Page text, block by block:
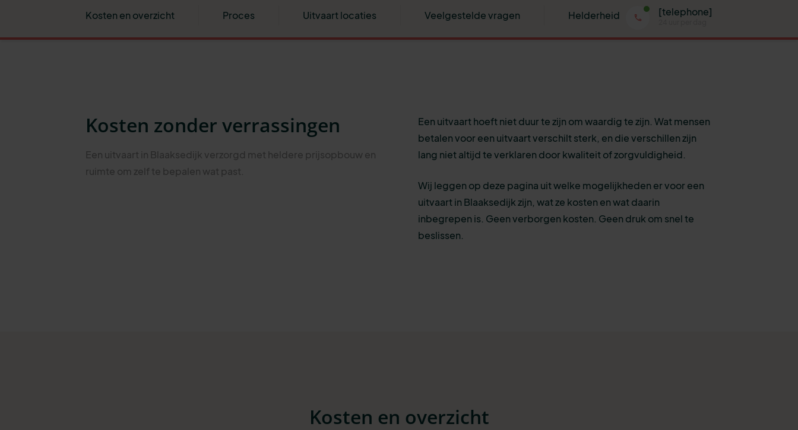
Kosten en overzicht Proces Uitvaart locaties Veelgestelde vragen Helderheid [telephone]
Kosten zonder verrassingen
Een uitvaart in Blaaksedijk verzorgd met heldere prijsopbouw en
ruimte om zelf te bepalen wat past.
Een uitvaart hoeft niet duur te zijn om waardig te zijn. Wat mensen
betalen voor een uitvaart verschilt sterk, en die verschillen zijn
lang niet altijd te verklaren door kwaliteit of zorgvuldigheid.
Wij leggen op deze pagina uit welke mogelijkheden er voor een
uitvaart in Blaaksedijk zijn, wat ze kosten en wat daarin
inbegrepen is. Geen verborgen kosten. Geen druk om snel te
beslissen.
Kosten en overzicht